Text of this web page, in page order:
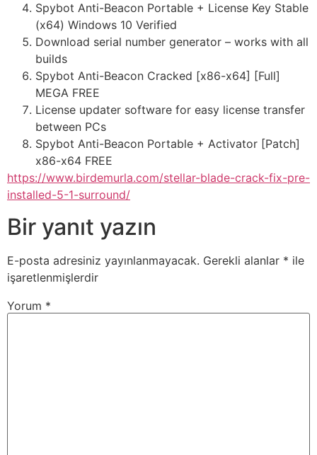
Spybot Anti-Beacon Portable + License Key Stable
(x64) Windows 10 Verified
Download serial number generator – works with all
builds
Spybot Anti-Beacon Cracked [x86-x64] [Full]
MEGA FREE
License updater software for easy license transfer
between PCs
Spybot Anti-Beacon Portable + Activator [Patch]
x86-x64 FREE
https://www.birdemurla.com/stellar-blade-crack-fix-pre-
installed-5-1-surround/
Bir yanıt yazın
E-posta adresiniz yayınlanmayacak. Gerekli alanlar * ile
işaretlenmişlerdir
Yorum *